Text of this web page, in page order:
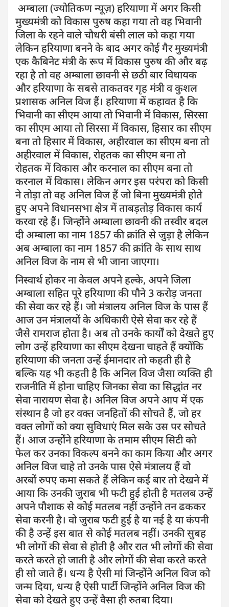
अम्बाला (ज्योतिकण न्यूज़) हरियाणा में अगर किसी
मुख्यमंत्री को विकास पुरुष कहा गया तो वह भिवानी
जिला के रहने वाले चौधरी बंसी लाल को कहा गया
लेकिन हरियाणा बनने के बाद अगर कोई गैर मुख्यमंत्री
एक कैबिनेट मंत्री के रूप में विकास पुरुष की और बढ़
रहा है तो वह अम्बाला छावनी से छठी बार विधायक
और हरियाणा के सबसे ताकतवर गृह मंत्री व कुशल
प्रशासक अनिल विज हैं। हरियाणा में कहावत है कि
भिवानी का सीएम आया तो भिवानी में विकास, सिरसा
का सीएम आया तो सिरसा में विकास, हिसार का सीएम
बना तो हिसार में विकास, अहीरवाल का सीएम बना तो
अहीरवाल में विकास, रोहतक का सीएम बना तो
रोहतक में विकास और करनाल का सीएम बना तो
करनाल में विकास। लेकिन अगर इस परंपरा को किसी
ने तोड़ा तो वह अनिल विज हैं जो बिना मुख्यमंत्री होते
हुए अपने विधानसभा क्षेत्र में ताबड़तोड़ विकास कार्य
करवा रहे हैं। जिन्होेंने अम्बाला छावनी की तस्वीर बदल
दी अम्बाला का नाम 1857 की क्रांति से जुड़ा है लेकिन
अब अम्बाला का नाम 1857 की क्रांति के साथ साथ
अनिल विज के नाम से भी जाना जाएगा।
निस्वार्थ होकर ना केवल अपने हल्के, अपने जिला
अम्बाला सहित पूरे हरियाणा की पौने 3 करोड़ जनता
की सेवा कर रहे हैं। जो मंत्रालय अनिल विज के पास हैं
आज उन मंत्रालयों के अधिकारी ऐसे सेवा कर रहे हैं
जैसे रामराज होता है। अब तो उनके कार्यों को देखते हुए
लोग उन्हें हरियाणा का सीएम देखना चाहते हैं क्योंकि
हरियाणा की जनता उन्हें ईमानदार तो कहती ही है
बल्कि यह भी कहती है कि अनिल विज जैसा व्यक्ति ही
राजनीति में होना चाहिए जिनका सेवा का सिद्धांत नर
सेवा नारायण सेवा है। अनिल विज अपने आप में एक
संस्थान है जो हर वक्त जनहितों की सोचते हैं, जो हर
वक्त लोगों को क्या सुविधाएं मिल सके उस पर सोचते
हैं। आज उन्होेंने हरियाणा के तमाम सीएम सिटी को
फेल कर उनका विकल्प बनने का काम किया और अगर
अनिल विज चाहे तो उनके पास ऐसे मंत्रालय हैं वो
अरबों रुपए कमा सकते हैं लेकिन कई बार तो देखने में
आया कि उनकी जुराब भी फटी हुई होती है मतलब उन्हें
अपने पौशाक से कोई मतलब नहीं उन्होंने तन ढककर
सेवा करनी है। वो जुराब फटी हुई है या नई है या कंपनी
की है उन्हें इस बात से कोई मतलब नहीं। उनकी सुबह
भी लोगों की सेवा से होती है और रात भी लोगों की सेवा
करते करते हो जाती है और लोगों की सेवा करते करते
ही सो जाते हैं। धन्य है ऐसी मां जिन्होेंने अनिल विज को
जन्म दिया, धन्य है ऐसी पार्टी जिन्होंने अनिल विज की
सेवा को देखते हुए उन्हें वैसा ही रुतबा दिया।